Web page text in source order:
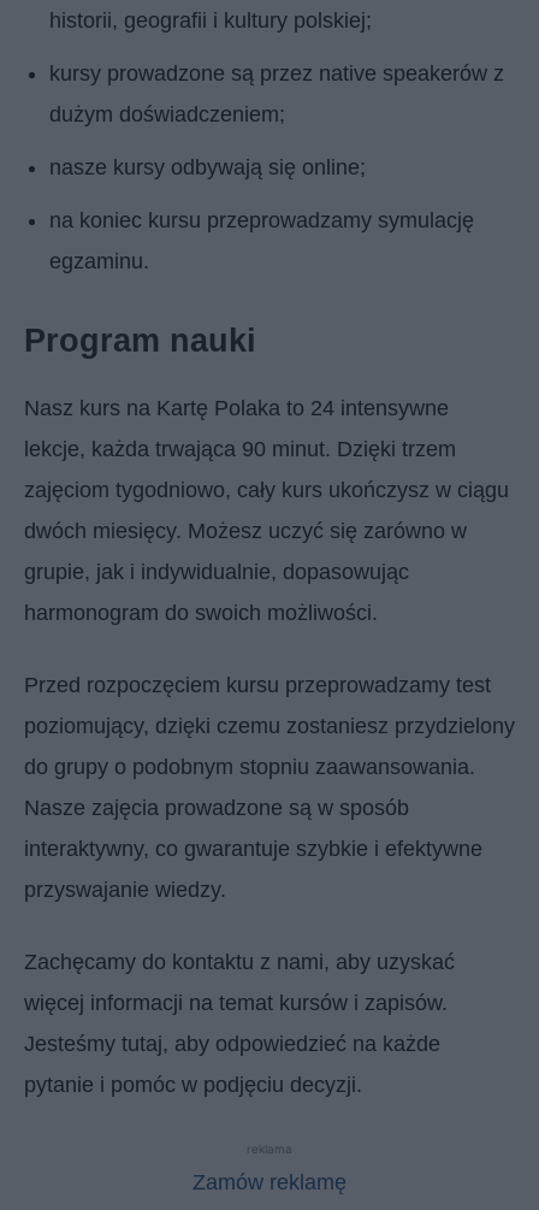
historii, geografii i kultury polskiej;
kursy prowadzone są przez native speakerów z
dużym doświadczeniem;
nasze kursy odbywają się online;
na koniec kursu przeprowadzamy symulację
egzaminu.
Program nauki
Nasz kurs na Kartę Polaka to 24 intensywne
lekcje, każda trwająca 90 minut. Dzięki trzem
zajęciom tygodniowo, cały kurs ukończysz w ciągu
dwóch miesięcy. Możesz uczyć się zarówno w
grupie, jak i indywidualnie, dopasowując
harmonogram do swoich możliwości.
Przed rozpoczęciem kursu przeprowadzamy test
poziomujący, dzięki czemu zostaniesz przydzielony
do grupy o podobnym stopniu zaawansowania.
Nasze zajęcia prowadzone są w sposób
interaktywny, co gwarantuje szybkie i efektywne
przyswajanie wiedzy.
Zachęcamy do kontaktu z nami, aby uzyskać
więcej informacji na temat kursów i zapisów.
Jesteśmy tutaj, aby odpowiedzieć na każde
pytanie i pomóc w podjęciu decyzji.
reklama
Zamów reklamę